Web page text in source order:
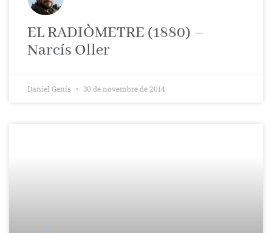
EL RADIÒMETRE (1880) –
Narcís Oller
Daniel Genís 30 de novembre de 2014